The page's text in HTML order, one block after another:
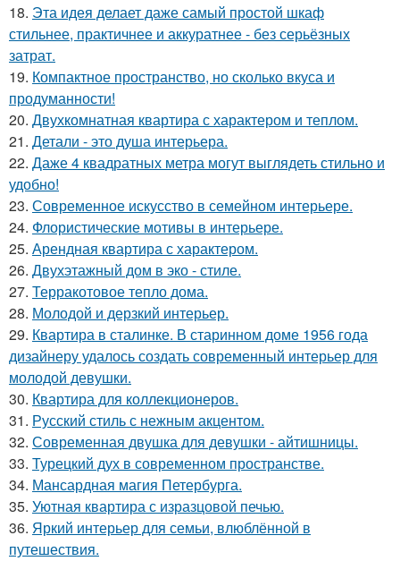
18. Эта идея делает даже самый простой шкаф
стильнее, практичнее и аккуратнее - без серьёзных
затрат.
19. Компактное пространство, но сколько вкуса и
продуманности!
20. Двухкомнатная квартира с характером и теплом.
21. Детали - это душа интерьера.
22. Даже 4 квадратных метра могут выглядеть стильно и
удобно!
23. Современное искусство в семейном интерьере.
24. Флористические мотивы в интерьере.
25. Арендная квартира с характером.
26. Двухэтажный дом в эко - стиле.
27. Терракотовое тепло дома.
28. Молодой и дерзкий интерьер.
29. Квартира в сталинке. В старинном доме 1956 года
дизайнеру удалось создать современный интерьер для
молодой девушки.
30. Квартира для коллекционеров.
31. Русский стиль с нежным акцентом.
32. Современная двушка для девушки - айтишницы.
33. Турецкий дух в современном пространстве.
34. Мансардная магия Петербурга.
35. Уютная квартира с изразцовой печью.
36. Яркий интерьер для семьи, влюблённой в
путешествия.